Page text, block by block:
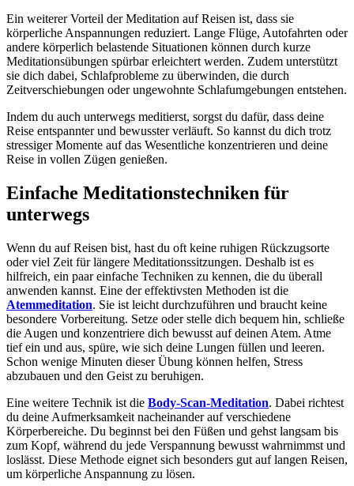
Ein weiterer Vorteil der Meditation auf Reisen ist, dass sie
körperliche Anspannungen reduziert. Lange Flüge, Autofahrten oder
andere körperlich belastende Situationen können durch kurze
Meditationsübungen spürbar erleichtert werden. Zudem unterstützt
sie dich dabei, Schlafprobleme zu überwinden, die durch
Zeitverschiebungen oder ungewohnte Schlafumgebungen entstehen.
Indem du auch unterwegs meditierst, sorgst du dafür, dass deine
Reise entspannter und bewusster verläuft. So kannst du dich trotz
stressiger Momente auf das Wesentliche konzentrieren und deine
Reise in vollen Zügen genießen.
Einfache Meditationstechniken für
unterwegs
Wenn du auf Reisen bist, hast du oft keine ruhigen Rückzugsorte
oder viel Zeit für längere Meditationssitzungen. Deshalb ist es
hilfreich, ein paar einfache Techniken zu kennen, die du überall
anwenden kannst. Eine der effektivsten Methoden ist die
Atemmeditation. Sie ist leicht durchzuführen und braucht keine
besondere Vorbereitung. Setze oder stelle dich bequem hin, schließe
die Augen und konzentriere dich bewusst auf deinen Atem. Atme
tief ein und aus, spüre, wie sich deine Lungen füllen und leeren.
Schon wenige Minuten dieser Übung können helfen, Stress
abzubauen und den Geist zu beruhigen.
Eine weitere Technik ist die Body-Scan-Meditation. Dabei richtest
du deine Aufmerksamkeit nacheinander auf verschiedene
Körperbereiche. Du beginnst bei den Füßen und gehst langsam bis
zum Kopf, während du jede Verspannung bewusst wahrnimmst und
loslässt. Diese Methode eignet sich besonders gut auf langen Reisen,
um körperliche Anspannung zu lösen.